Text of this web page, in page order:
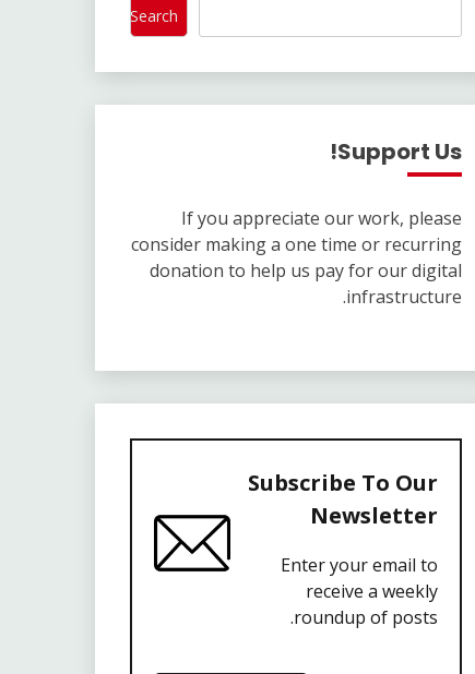
Search
Support Us!
If you appreciate our work, please
consider making a one time or recurring
donation to help us pay for our digital
infrastructure.
Subscribe To Our
Newsletter
Enter your email to
receive a weekly
roundup of posts.